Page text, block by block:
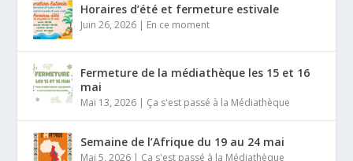
Horaires d’été et fermeture estivale
Juin 26, 2026 | En ce moment
Fermeture de la médiathèque les 15 et 16
mai
Mai 13, 2026 | Ça s'est passé à la Médiathèque
Semaine de l’Afrique du 19 au 24 mai
Mai 5, 2026 | Ça s'est passé à la Médiathèque